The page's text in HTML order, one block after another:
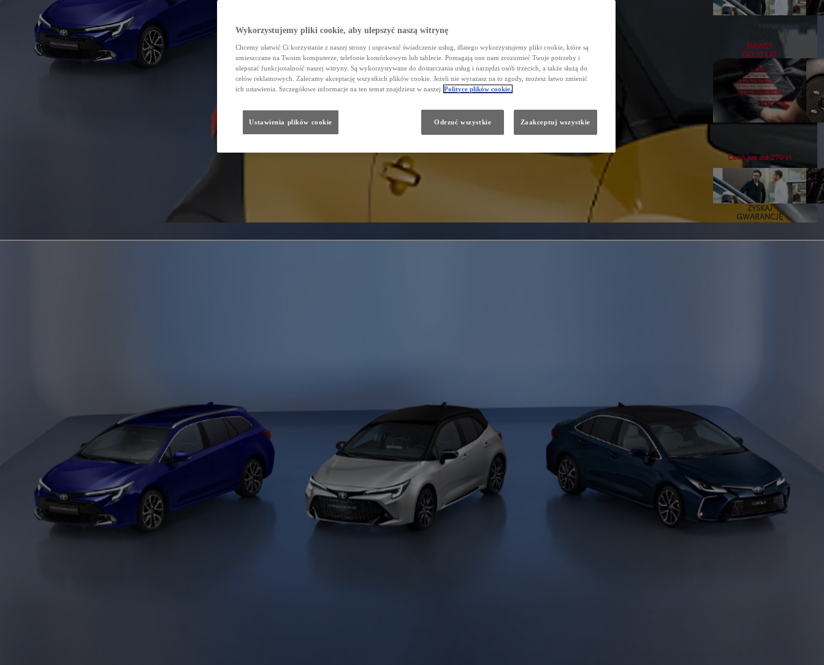
GWARANCJĘ
NAWET
DO 10 LAT
Cena już od 270 zł
ZYSKAJ
GWARANCJĘ
RELAX
DO 10 LAT
Zadbaj o klimatyzację
wymień filtr
Wykorzystujemy pliki cookie, aby ulepszyć naszą witrynę
Chcemy ułatwić Ci korzystanie z naszej strony i usprawnić świadczenie usług, dlatego wykorzystujemy pliki cookie, które są
umieszczane na Twoim komputerze, telefonie komórkowym lub tablecie. Pomagają one nam zrozumieć Twoje potrzeby i
ulepszać funkcjonalność naszej witryny. Są wykorzystywane do dostarczania usług i narzędzi osób trzecich, a także służą do
celów reklamowych. Zalecamy akceptację wszystkich plików cookie. Jeżeli nie wyrażasz na to zgody, możesz łatwo zmienić
ich ustawienia. Szczegółowe informacje na ten temat znajdziesz w naszej Polityce plików cookie.
Odrzuć wszystkie Zaakceptuj wszystkie
Ustawienia plików cookie